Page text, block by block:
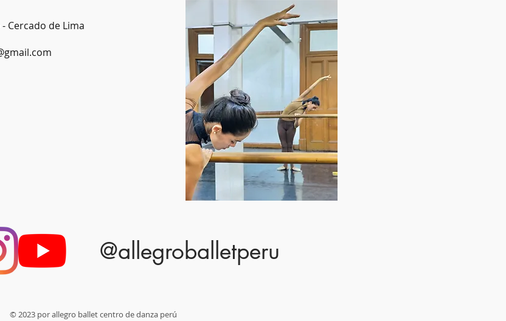
Cercado de Lima
@allegroballetperu
© 2023 por allegro ballet centro de danza perú